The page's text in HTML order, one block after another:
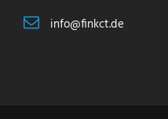
info@finkct.de